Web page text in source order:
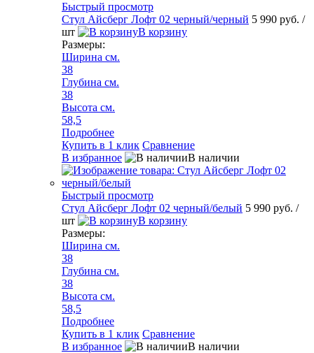
Быстрый просмотр
Стул Айсберг Лофт 02 черный/черный 5 990 руб. /
шт
В корзину
Размеры:
Ширина см.
38
Глубина см.
38
Высота см.
58,5
Подробнее
Купить в 1 клик Сравнение
В избранное
В наличии
Быстрый просмотр
Стул Айсберг Лофт 02 черный/белый 5 990 руб. /
шт
В корзину
Размеры:
Ширина см.
38
Глубина см.
38
Высота см.
58,5
Подробнее
Купить в 1 клик Сравнение
В избранное
В наличии